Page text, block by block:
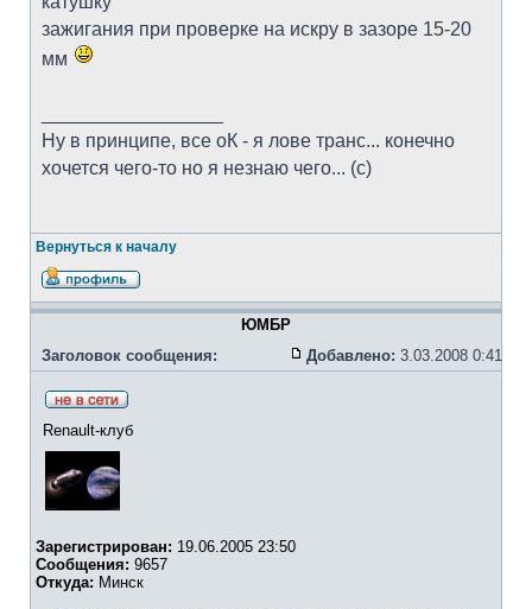
зажигания при проверке на искру в зазоре 15-20
мм
Ну в принципе, все оК - я лове транс... конечно
хочется чего-то но я незнаю чего... (с)
Вернуться к началу
ЮМБР
Заголовок сообщения:
Добавлено: 3.03.2008 0:41
Renault-клуб
Зарегистрирован: 19.06.2005 23:50
Сообщения: 9657
Откуда: Минск